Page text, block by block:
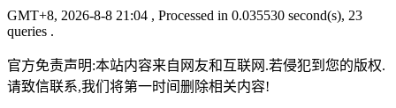
GMT+8, 2026-8-8 21:04 , Processed in 0.035530 second(s), 23
queries .
官方免责声明:本站内容来自网友和互联网.若侵犯到您的版权.
请致信联系,我们将第一时间删除相关内容!